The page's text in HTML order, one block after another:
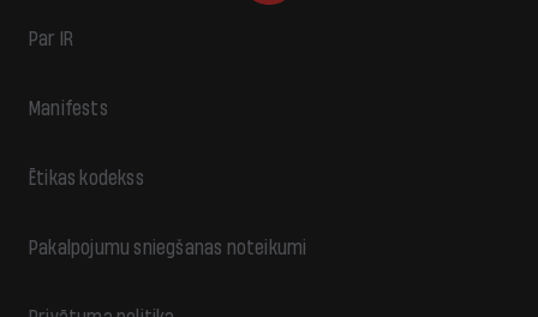
Par IR
Manifests
Ētikas kodekss
Pakalpojumu sniegšanas noteikumi